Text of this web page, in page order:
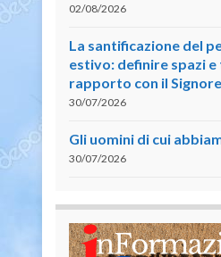
02/08/2026
La santificazione del
estivo: definire spazi
rapporto con il Signore
30/07/2026
Gli uomini di cui
30/07/2026